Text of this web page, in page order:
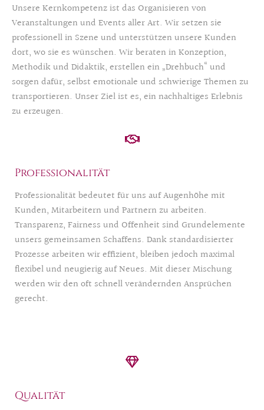
Unsere Kernkompetenz ist das Organisieren von
Veranstaltungen und Events aller Art. Wir setzen sie
professionell in Szene und unterstützen unsere Kunden
dort, wo sie es wünschen. Wir beraten in Konzeption,
Methodik und Didaktik, erstellen ein „Drehbuch“ und
sorgen dafür, selbst emotionale und schwierige Themen zu
transportieren. Unser Ziel ist es, ein nachhaltiges Erlebnis
zu erzeugen.
Professionalität
Professionalität bedeutet für uns auf Augenhöhe mit
Kunden, Mitarbeitern und Partnern zu arbeiten.
Transparenz, Fairness und Offenheit sind Grundelemente
unsers gemeinsamen Schaffens. Dank standardisierter
Prozesse arbeiten wir effizient, bleiben jedoch maximal
flexibel und neugierig auf Neues. Mit dieser Mischung
werden wir den oft schnell verändernden Ansprüchen
gerecht.
Qualität